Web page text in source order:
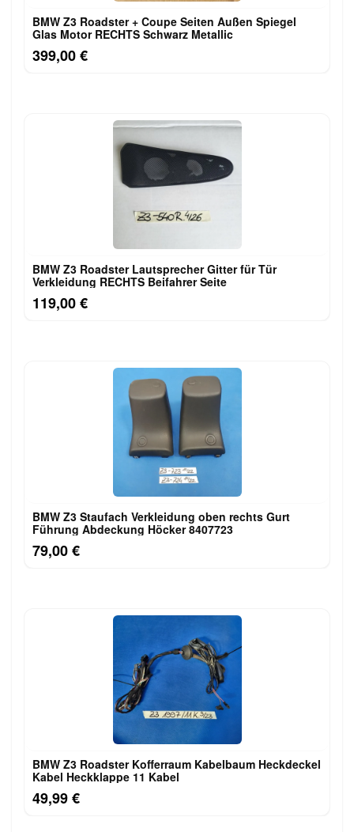
BMW Z3 Roadster + Coupe Seiten Außen Spiegel
Glas Motor RECHTS Schwarz Metallic
399,00 €
BMW Z3 Roadster Lautsprecher Gitter für Tür
Verkleidung RECHTS Beifahrer Seite
119,00 €
BMW Z3 Staufach Verkleidung oben rechts Gurt
Führung Abdeckung Höcker 8407723
79,00 €
BMW Z3 Roadster Kofferraum Kabelbaum Heckdeckel
Kabel Heckklappe 11 Kabel
49,99 €